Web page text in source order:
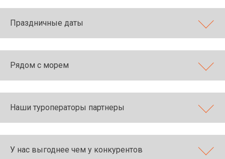
Праздничные даты
Рядом с морем
Наши туроператоры партнеры
У нас выгоднее чем у конкурентов